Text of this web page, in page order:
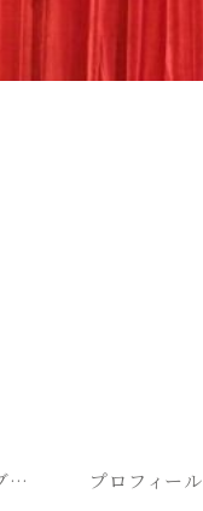
中古ドメイン選定･ブログ開設後最短での収益化戦略 プロフィール